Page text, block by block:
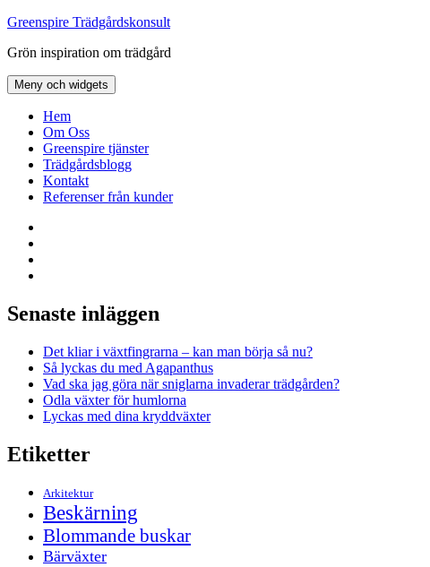
Hoppa
innehåll
Greenspire Trädgårdskonsult
Grön inspiration om trädgård
Meny och widgets
Hem
Om Oss
Greenspire tjänster
Trädgårdsblogg
Kontakt
Referenser från kunder
Senaste inläggen
Det kliar i växtfingrarna – kan man börja så nu?
Så lyckas du med Agapanthus
Vad ska jag göra när sniglarna invaderar trädgården?
Odla växter för humlorna
Lyckas med dina kryddväxter
Etiketter
Arkitektur
Beskärning
Blommande buskar
Bärväxter